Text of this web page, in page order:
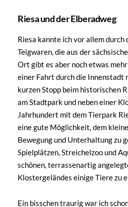
Riesa und der Elberadweg
Riesa kannte ich vor allem durch
Teigwaren, die aus der
Ort gibt es aber noch etwas
einer Fahrt durch die Innenstadt
kurzen Stopp beim historischen
am Stadtpark und neben einer
Jahrhundert mit dem Tierpark
eine gute Möglichkeit, dem
Bewegung und Unterhaltung zu
Spielplätzen, Streichelzoo und
schönen, terrassenartig
Klostergeländes einige Tiere zu
Ein bisschen traurig war ich